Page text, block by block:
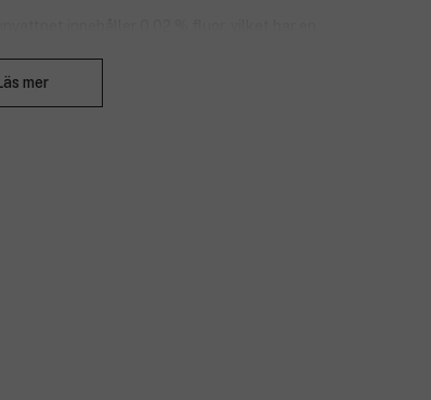
är bra för dig och snälla mot vår planet. För de av
av världen bör det vara en plikt att ta hand om dem
mer